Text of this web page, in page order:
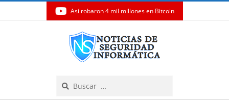
Así robaron 4 mil millones en Bitcoin